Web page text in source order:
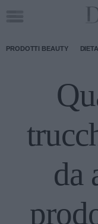
PRODOTTI BEAUTY
da